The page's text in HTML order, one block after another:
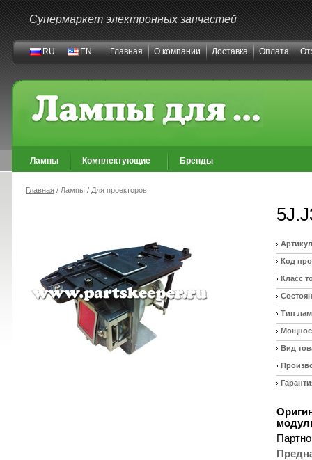
Супермаркет электронных запчастей
RU EN Главная О компании Доставка Оплата
Лампы Комплектующие Бренды
Главная / Лампы / Для проекторов
Код
Класс
Тип
Вид